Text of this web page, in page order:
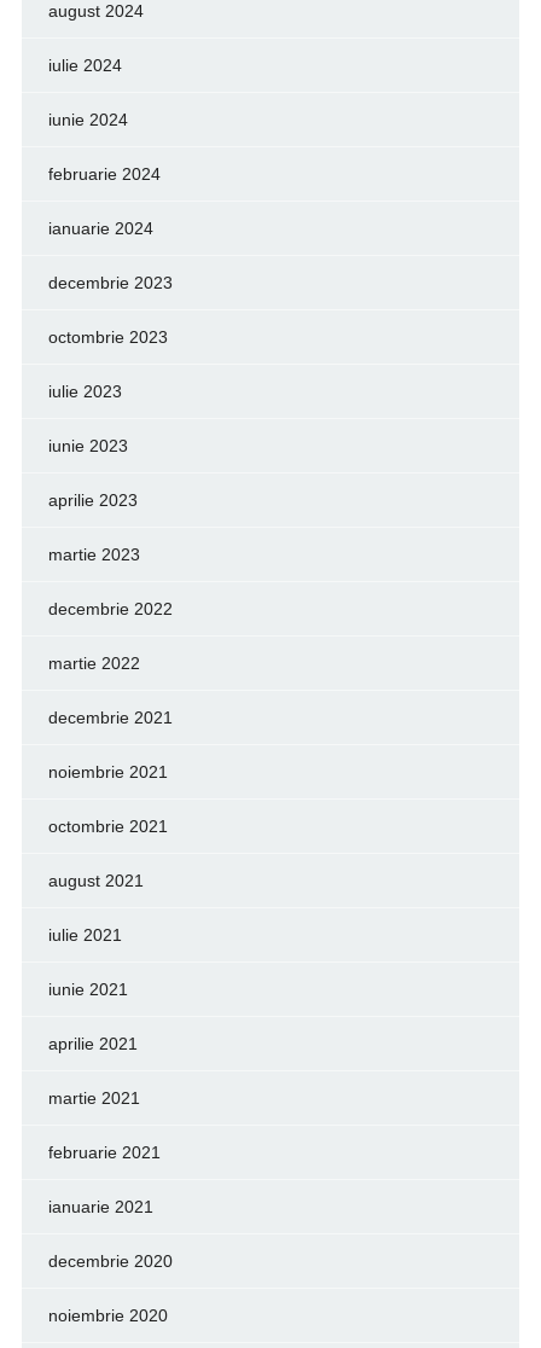
august 2024
iulie 2024
iunie 2024
februarie 2024
ianuarie 2024
decembrie 2023
octombrie 2023
iulie 2023
iunie 2023
aprilie 2023
martie 2023
decembrie 2022
martie 2022
decembrie 2021
noiembrie 2021
octombrie 2021
august 2021
iulie 2021
iunie 2021
aprilie 2021
martie 2021
februarie 2021
ianuarie 2021
decembrie 2020
noiembrie 2020